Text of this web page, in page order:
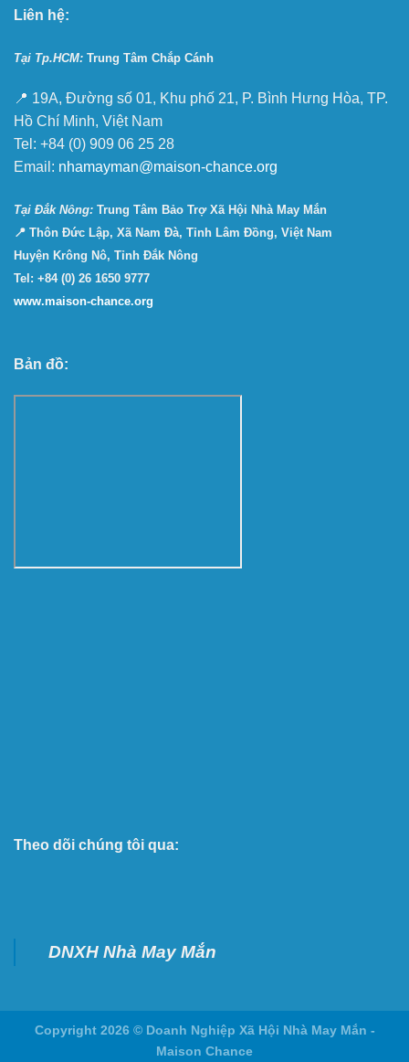
Liên hệ:
Tại Tp.HCM: Trung Tâm Chắp Cánh
📍 19A, Đường số 01, Khu phố 21, P. Bình Hưng Hòa, TP.
Hồ Chí Minh, Việt Nam
Tel: +84 (0) 909 06 25 28
Email: nhamayman@maison-chance.org
Tại Ðắk Nông: Trung Tâm Bảo Trợ Xã Hội Nhà May Mắn
📍 Thôn Đức Lập, Xã Nam Đà, Tỉnh Lâm Đồng, Việt Nam
Huyện Krông Nô, Tỉnh Đắk Nông
Tel: +84 (0) 26 1650 9777
www.maison-chance.org
Bản đồ:
Theo dõi chúng tôi qua:
DNXH Nhà May Mắn
Copyright 2026 © Doanh Nghiệp Xã Hội Nhà May Mắn -
Maison Chance